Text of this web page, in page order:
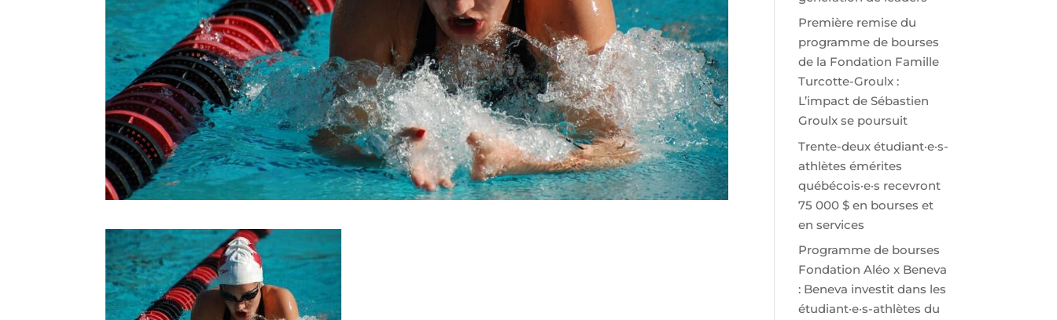
Première remise du
programme de bourses
de la Fondation Famille
Turcotte-Groulx :
L’impact de Sébastien
Groulx se poursuit
Trente-deux étudiant·e·s-
athlètes émérites
québécois·e·s recevront
75 000 $ en bourses et
en services
Programme de bourses
Fondation Aléo x Beneva
: Beneva investit dans les
étudiant·e·s-athlètes du